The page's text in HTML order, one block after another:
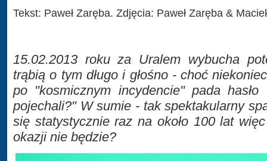
Tekst: Paweł Zaręba. Zdjęcia: Paweł Zaręba &
15.02.2013 roku za Uralem wybucha
trąbią o tym długo i głośno - choć
po "kosmicznym incydencie" pada
pojechali?" W sumie - tak spektakularny
się statystycznie raz na około 100 lat
okazji nie będzie?